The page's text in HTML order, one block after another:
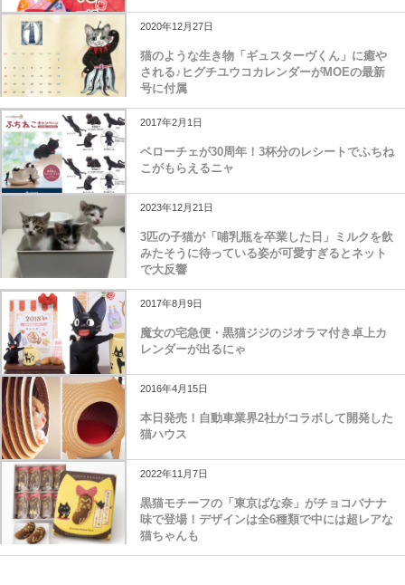
2020年12月27日
猫のような生き物「ギュスターヴくん」に癒や
される♪ヒグチユウコカレンダーがMOEの最新
号に付属
2017年2月1日
ベローチェが30周年！3杯分のレシートでふちね
こがもらえるニャ
2023年12月21日
3匹の子猫が「哺乳瓶を卒業した日」ミルクを飲
みたそうに待っている姿が可愛すぎるとネット
で大反響
2017年8月9日
魔女の宅急便・黒猫ジジのジオラマ付き卓上カ
レンダーが出るにゃ
2016年4月15日
本日発売！自動車業界2社がコラボして開発した
猫ハウス
2022年11月7日
黒猫モチーフの「東京ばな奈」がチョコバナナ
味で登場！デザインは全6種類で中には超レアな
猫ちゃんも